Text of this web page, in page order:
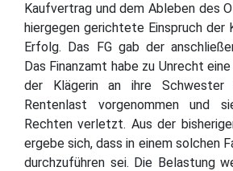
Kaufvertrag und dem Ableben des
hiergegen gerichtete Einspruch der
Erfolg. Das FG gab der
Das Finanzamt habe zu Unrecht
der Klägerin an ihre Schwester
Rentenlast vorgenommen und
Rechten verletzt. Aus der
ergebe sich, dass in einem solchen
durchzuführen sei. Die Belastung